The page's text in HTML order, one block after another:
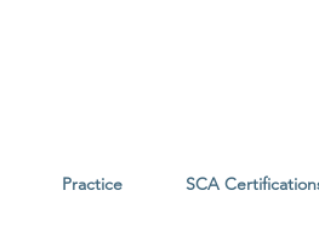
Practice SCA